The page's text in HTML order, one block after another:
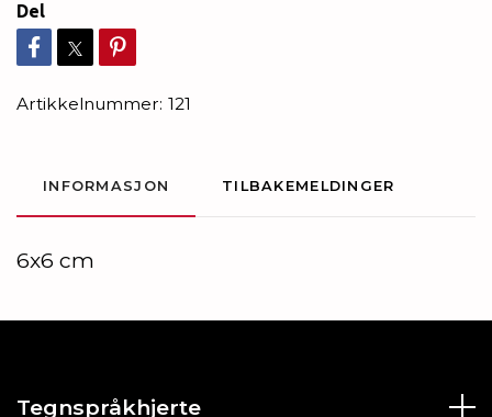
Del
Artikkelnummer: 121
INFORMASJON TILBAKEMELDINGER
6x6 cm
Tegnspråkhjerte